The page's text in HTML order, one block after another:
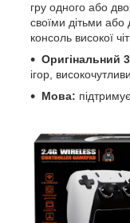
гру одного або
своїми дітьми або
консоль високої
Оригінальний
ігор,
Мова: